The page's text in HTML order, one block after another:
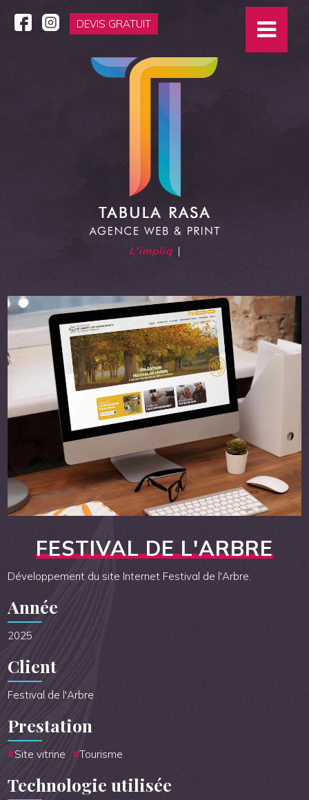
DEVIS GRATUIT
L'impliquée
FESTIVAL DE L'ARBRE
Développement du site Internet Festival de l'Arbre.
Année
2025
Client
Festival de l'Arbre
Prestation
Site vitrine Tourisme
Technologie utilisée